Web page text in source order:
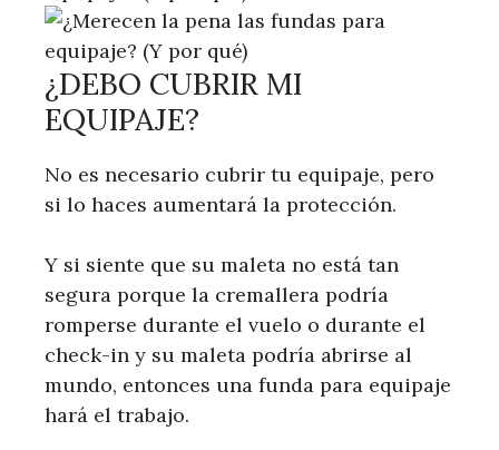
¿DEBO CUBRIR MI
EQUIPAJE?
No es necesario cubrir tu equipaje, pero
si lo haces aumentará la protección.
Y si siente que su maleta no está tan
segura porque la cremallera podría
romperse durante el vuelo o durante el
check-in y su maleta podría abrirse al
mundo, entonces una funda para equipaje
hará el trabajo.